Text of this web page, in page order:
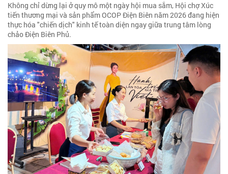
Không chỉ dừng lại ở quy mô một ngày hội mua sắm, Hội chợ Xúc
tiến thương mại và sản phẩm OCOP Điện Biên năm 2026 đang hiện
thực hóa "chiến dịch" kinh tế toàn diện ngay giữa trung tâm lòng
chảo Điện Biên Phủ.